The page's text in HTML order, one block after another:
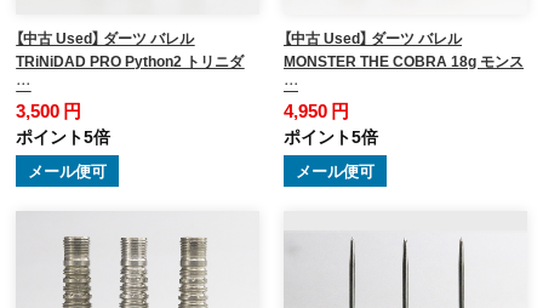
【中古 Used】 ダーツ バレル
TRiNiDAD PRO Python2 トリニダ
…
3,500 円
ポイント5倍
メール便可
【中古 Used】 ダーツ バレル
MONSTER THE COBRA 18g モンス
…
4,950 円
ポイント5倍
メール便可